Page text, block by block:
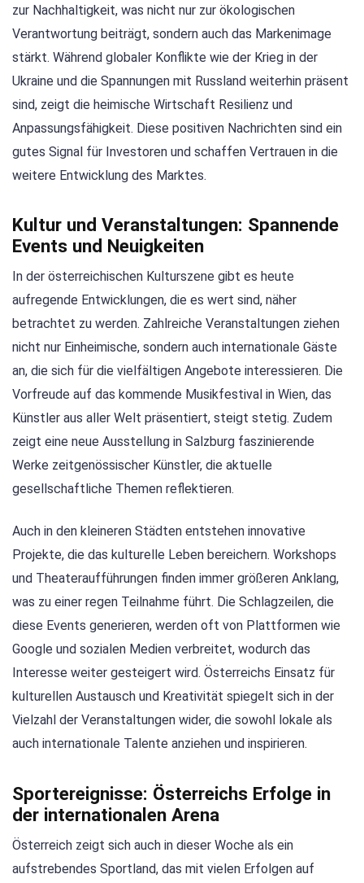
zur Nachhaltigkeit, was nicht nur zur ökologischen
Verantwortung beiträgt, sondern auch das Markenimage
stärkt. Während globaler Konflikte wie der Krieg in der
Ukraine und die Spannungen mit Russland weiterhin präsent
sind, zeigt die heimische Wirtschaft Resilienz und
Anpassungsfähigkeit. Diese positiven Nachrichten sind ein
gutes Signal für Investoren und schaffen Vertrauen in die
weitere Entwicklung des Marktes.
Kultur und Veranstaltungen: Spannende
Events und Neuigkeiten
In der österreichischen Kulturszene gibt es heute
aufregende Entwicklungen, die es wert sind, näher
betrachtet zu werden. Zahlreiche Veranstaltungen ziehen
nicht nur Einheimische, sondern auch internationale Gäste
an, die sich für die vielfältigen Angebote interessieren. Die
Vorfreude auf das kommende Musikfestival in Wien, das
Künstler aus aller Welt präsentiert, steigt stetig. Zudem
zeigt eine neue Ausstellung in Salzburg faszinierende
Werke zeitgenössischer Künstler, die aktuelle
gesellschaftliche Themen reflektieren.
Auch in den kleineren Städten entstehen innovative
Projekte, die das kulturelle Leben bereichern. Workshops
und Theateraufführungen finden immer größeren Anklang,
was zu einer regen Teilnahme führt. Die Schlagzeilen, die
diese Events generieren, werden oft von Plattformen wie
Google und sozialen Medien verbreitet, wodurch das
Interesse weiter gesteigert wird. Österreichs Einsatz für
kulturellen Austausch und Kreativität spiegelt sich in der
Vielzahl der Veranstaltungen wider, die sowohl lokale als
auch internationale Talente anziehen und inspirieren.
Sportereignisse: Österreichs Erfolge in
der internationalen Arena
Österreich zeigt sich auch in dieser Woche als ein
aufstrebendes Sportland, das mit vielen Erfolgen auf